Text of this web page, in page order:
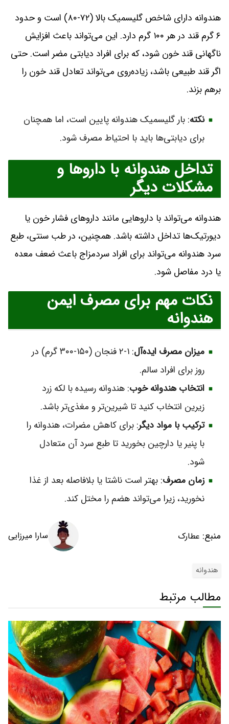
هندوانه دارای شاخص گلیسمیک بالا (۷۲-۸۰) است و حدود
۶ گرم قند در هر ۱۰۰ گرم دارد. این می‌تواند باعث افزایش
ناگهانی قند خون شود، که برای افراد دیابتی مضر است. حتی
اگر قند طبیعی باشد، زیاده‌روی می‌تواند تعادل قند خون را
برهم بزند.
نکته: بار گلیسمیک هندوانه پایین است، اما همچنان
برای دیابتی‌ها باید با احتیاط مصرف شود.
تداخل هندوانه با داروها و
مشکلات دیگر
هندوانه می‌تواند با داروهایی مانند داروهای فشار خون یا
دیورتیک‌ها تداخل داشته باشد. همچنین، در طب سنتی، طبع
سرد هندوانه می‌تواند برای افراد سردمزاج باعث ضعف معده
یا درد مفاصل شود.
نکات مهم برای مصرف ایمن
هندوانه
میزان مصرف ایده‌آل
: ۱-۲ فنجان (۱۵۰-۳۰۰ گرم) در
روز برای افراد سالم.
انتخاب هندوانه خوب: هندوانه رسیده با لکه زرد
زیرین انتخاب کنید تا شیرین‌تر و مغذی‌تر باشد.
ترکیب با مواد دیگر: برای کاهش مضرات، هندوانه را
با پنیر یا دارچین بخورید تا طبع سرد آن متعادل
شود.
زمان مصرف: بهتر است ناشتا یا بلافاصله بعد از غذا
نخورید، زیرا می‌تواند هضم را مختل کند.
منبع: عطارک سارا میرزایی
هندوانه
مطالب مرتبط